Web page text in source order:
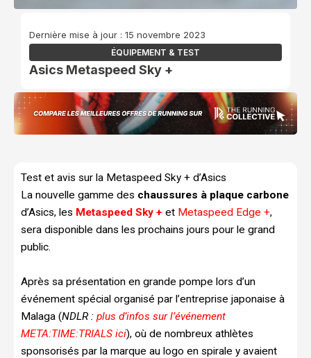
Dernière mise à jour : 15 novembre 2023
ÉQUIPEMENT & TEST
Asics Metaspeed Sky +
Test et avis sur la Metaspeed Sky + d’Asics
La nouvelle gamme des chaussures à plaque carbone
d’Asics, les Metaspeed Sky + et Metaspeed Edge +,
sera disponible dans les prochains jours pour le grand
public.
Après sa présentation en grande pompe lors d’un
événement spécial organisé par l’entreprise japonaise à
Malaga (NDLR : plus d’infos sur l’événement
META:TIME:TRIALS ici), où de nombreux athlètes
sponsorisés par la marque au logo en spirale y avaient